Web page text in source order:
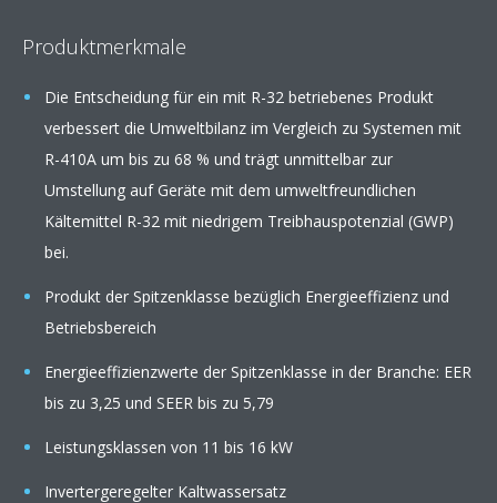
Produktmerkmale
Die Entscheidung für ein mit R-32 betriebenes Produkt
verbessert die Umweltbilanz im Vergleich zu Systemen mit
R-410A um bis zu 68 % und trägt unmittelbar zur
Umstellung auf Geräte mit dem umweltfreundlichen
Kältemittel R-32 mit niedrigem Treibhauspotenzial (GWP)
bei.
Produkt der Spitzenklasse bezüglich Energieeffizienz und
Betriebsbereich
Energieeffizienzwerte der Spitzenklasse in der Branche: EER
bis zu 3,25 und SEER bis zu 5,79
Leistungsklassen von 11 bis 16 kW
Invertergeregelter Kaltwassersatz